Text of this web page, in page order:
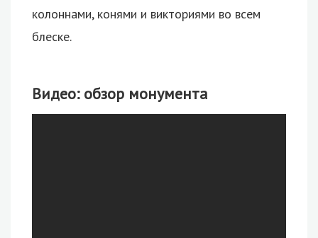
колоннами, конями и викториями во всем
блеске.
Видео: обзор монумента